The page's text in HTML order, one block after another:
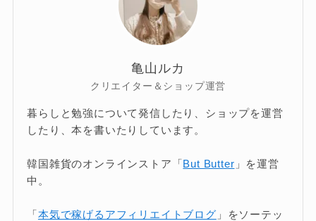
亀山ルカ
クリエイター＆ショップ運営
暮らしと勉強について発信したり、ショップを運営
したり、本を書いたりしています。
韓国雑貨のオンラインストア「But Butter 」を運営
中。
「本気で稼げるアフィリエイトブログ 」をソーテッ